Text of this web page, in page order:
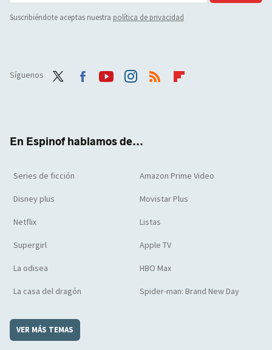
Suscribiéndote aceptas nuestra política de privacidad
Síguenos
En Espinof hablamos de...
Series de ficción Amazon Prime Video
Disney plus Movistar Plus
Netflix Listas
Supergirl Apple TV
La odisea HBO Max
La casa del dragón Spider-man: Brand New Day
VER MÁS TEMAS